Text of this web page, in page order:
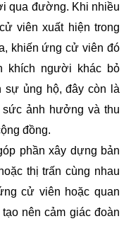
qua đường. Khi nhiều
viên xuất hiện trong
khiến ứng cử viên đó
khích người khác bỏ
sự ủng hộ, đây còn là
ảnh hưởng và thu
đồng.
phần xây dựng bản
thị trấn cùng nhau
cử viên hoặc quan
nên cảm giác đoàn